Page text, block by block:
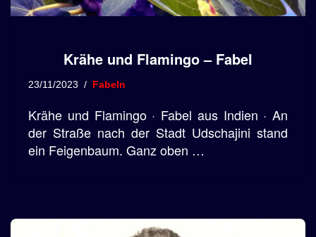
Krähe und Flamingo – Fabel
23/11/2023 Fabeln
Krähe und Flamingo · Fabel aus Indien · An
der Straße nach der Stadt Udschajini stand
ein Feigenbaum. Ganz oben …